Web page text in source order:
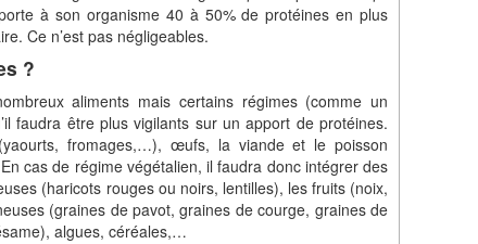
à son organisme 40 à 50% de protéines en plus
Ce n’est pas négligeables.
?
aliments mais certains régimes (comme un
faudra être plus vigilants sur un apport de protéines.
fromages,…), œufs, la viande et le poisson
cas de régime végétalien, il faudra donc intégrer des
(haricots rouges ou noirs, lentilles), les fruits (noix,
(graines de pavot, graines de courge, graines de
algues, céréales,…